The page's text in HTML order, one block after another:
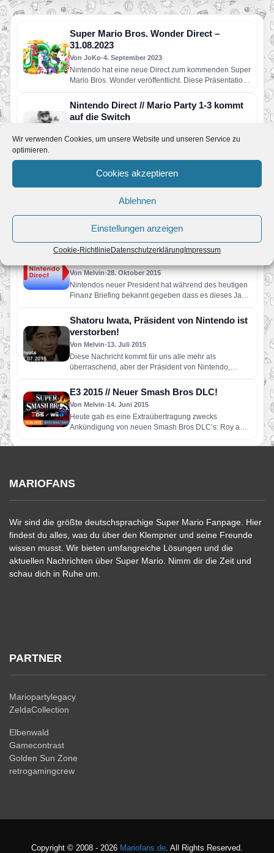
Wir verwenden Cookies, um unsere Website und unseren Service zu
optimieren.
Cookies akzeptieren
Ablehnen
Einstellungen anzeigen
Cookie-RichtlinieDatenschutzerklärungImpressum
Super Mario Bros. Wonder Direct –
31.08.2023
Von JoKo•4. September 2023
Nintendo hat eine neue Direct zum kommenden Super
Mario Bros. Wonder veröffentlicht. Diese Präsentation
Nintendo Direct // Mario Party 1-3 kommt
auf die Switch
Nintendo erweitert sein Nintendo 64-Spieleangebot
damit noch Mario Party und…
Nintendo Direct-Übertragung für den 3.
März angekündigt
2. März 2016
Satoru Shibata und Ed Valiente verkünden
Neuigkeiten für Wii U- und Nintendo 3DS-Besitzer
Nintendo hat heute bekanntgegeben, dass…
Dieses Jahr noch mind. eine Nintendo
Von Melvin•28. Oktober 2015
Nintendos neuer President hat während des heutigen
Finanz Briefing bekannt gegeben dass es dieses Jahr
Shatoru Iwata, Präsident von Nintendo ist
verstorben!
Von Melvin•13. Juli 2015
Diese Nachricht kommt für uns alle mehr als
überraschend, aber der Präsident von Nintendo,
E3 2015 // Neuer Smash Bros DLC!
Von Melvin•14. Juni 2015
Heute gab es eine Extraübertragung zwecks
Ankündigung von neuen Smash Bros DLC’s: Roy aus
MARIOFANS
Wir sind die größte deutschsprachige Super Mario Fanpage. Hier
findest du alles, was du über den Klempner und seine Freunde
wissen musst. Wir bieten umfangreiche Lösungen und die
aktuellen Nachrichten über Super Mario. Nimm dir die Zeit und
schau dich in Ruhe um.
PARTNER
Mariopartylegacy
ZeldaCollection
Elbenwald
Gamecontrast
Golden Sun Zone
retrogamingcrew
Copyright © 2008 - 2026 Mariofans.de. All Rights Reserved.